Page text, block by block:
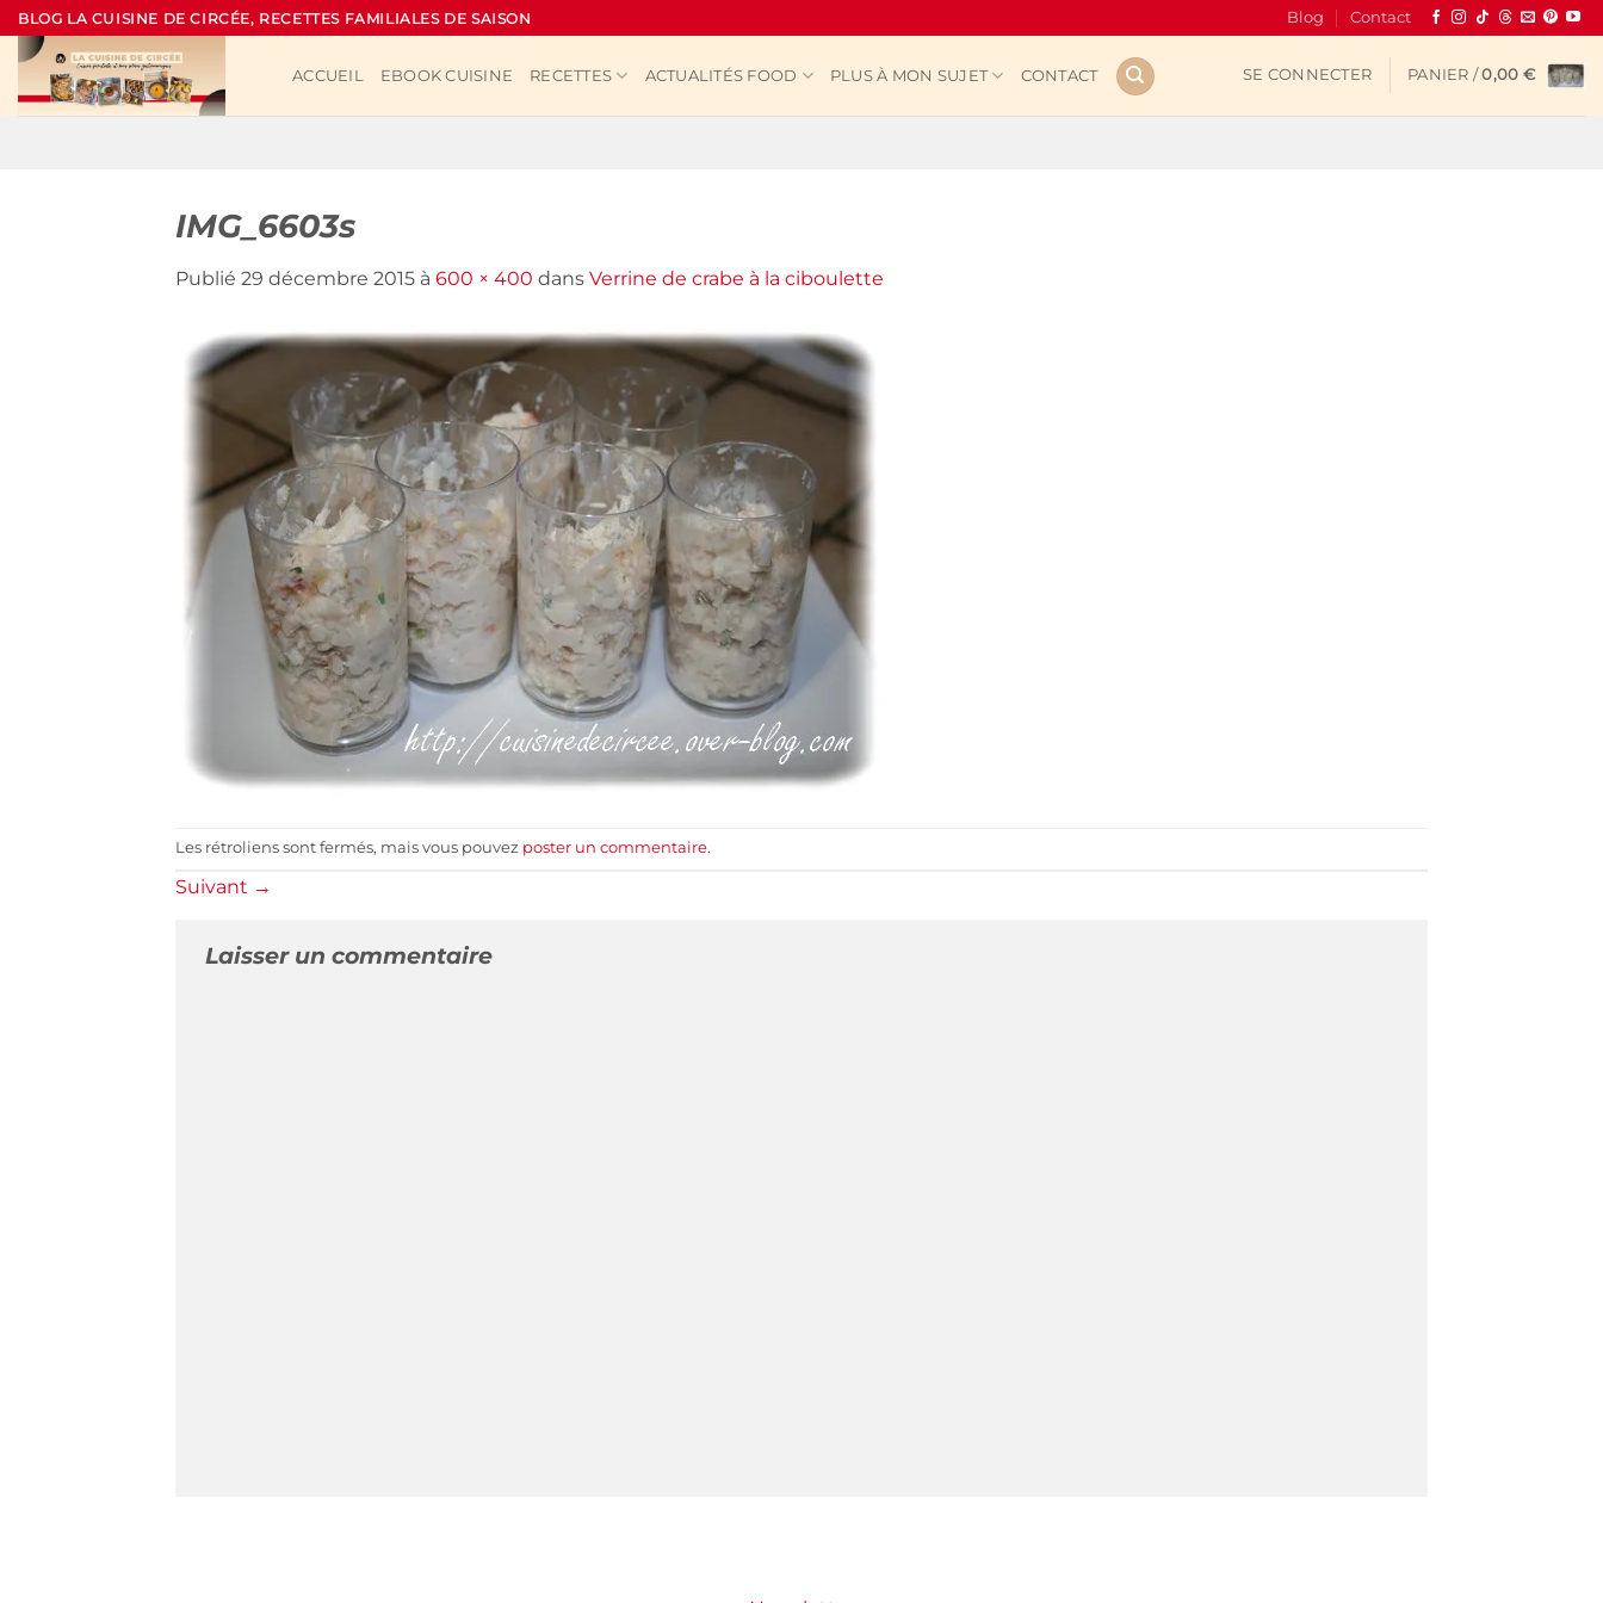
Passer
au
contenu
BLOG LA CUISINE DE CIRCÉE, RECETTES FAMILIALES DE SAISON Blog Contact
ACCUEIL EBOOK CUISINE RECETTES ACTUALITÉS FOOD PLUS À MON SUJET CONTACT SE CONNECTER PANIER /0,00 €
IMG_6603s
Publié 29 décembre 2015 à 600 × 400 dans Verrine de crabe à la ciboulette
Les rétroliens sont fermés, mais vous pouvez poster un commentaire.
Suivant →
Laisser un commentaire